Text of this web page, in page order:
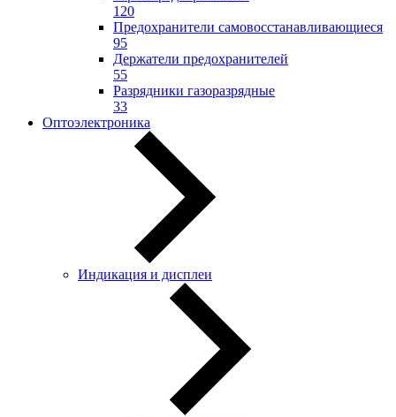
120
Предохранители самовосстанавливающиеся
95
Держатели предохранителей
55
Разрядники газоразрядные
33
Оптоэлектроника
Индикация и дисплеи